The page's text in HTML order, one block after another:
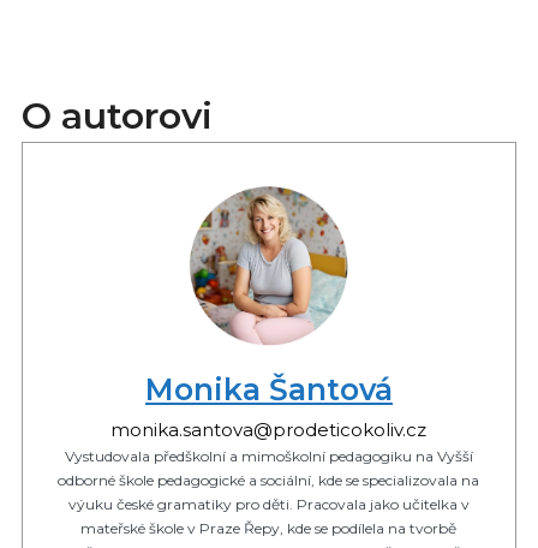
O autorovi
Monika Šantová
monika.santova@prodeticokoliv.cz
Vystudovala předškolní a mimoškolní pedagogiku na Vyšší
odborné škole pedagogické a sociální, kde se specializovala na
výuku české gramatiky pro děti. Pracovala jako učitelka v
mateřské škole v Praze Řepy, kde se podílela na tvorbě